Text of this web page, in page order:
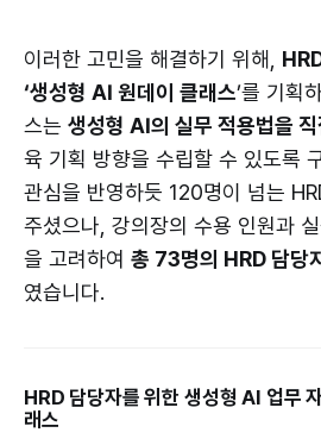
이러한 고민을 해결하기 위해,
‘생성형 AI 원데이 클래스’를 기획
스는 생성형 AI의 실무 적용법을 직
육 기획 방향을 수립할 수 있도록
관심을 반영하듯 120명이 넘는
주셨으나, 강의장의 수용 인원과
을 고려하여 총 73명의 HRD 담당
였습니다.
HRD 담당자를 위한 생성형 AI 업무
래스